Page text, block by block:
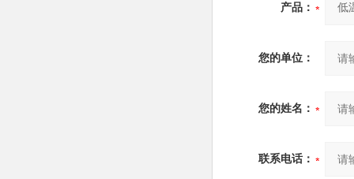
产品：
您的单位：
您的姓名：
联系电话：